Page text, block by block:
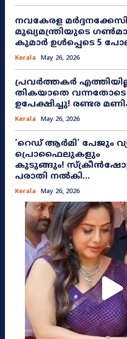
നവകേരള
മുഖ്യമന്ത്രിയുടെ
കുമാർ ഉൾപ്പെടെ 5
Kerala May 26, 2026
പ്രവർത്തകർ
തികയാതെ വന്നതോടെ
ഉപേക്ഷിച്ചു! രണ്ടര
Kerala May 26, 2026
​‘റെഡ് ആർമി’ പേജും
പ്രൊഫൈലുകളും
കുടുങ്ങും!
പരാതി നൽകി...
Kerala May 26, 2026